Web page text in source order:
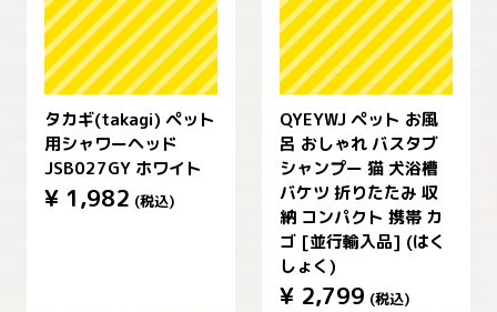
タカギ(takagi) ペット
用シャワーヘッド
JSB027GY ホワイト
¥ 1,982 (税込)
QYEYWJ ペット お風
呂 おしゃれ バスタブ
シャンプー 猫 犬浴槽
バケツ 折りたたみ 収
納 コンパクト 携帯 カ
ゴ [並行輸入品] (はく
しょく)
¥ 2,799 (税込)